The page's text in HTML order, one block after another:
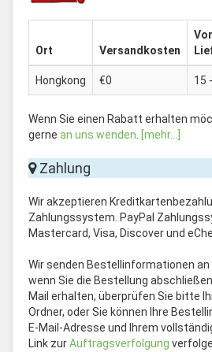
Ort Versandkosten
Hongkong €0 15
Wenn Sie einen Rabatt erhalten
gerne an uns wenden [mehr...]
Zahlung
Wir akzeptieren
Zahlungssystem. PayPal
Mastercard, Visa, Discover und
Wir senden Bestellinformationen an
wenn Sie die Bestellung
Mail erhalten, überprüfen Sie bitte
Ordner, oder Sie können Ihre
E-Mail-Adresse und Ihrem
Link zurAuftragsverfolgung